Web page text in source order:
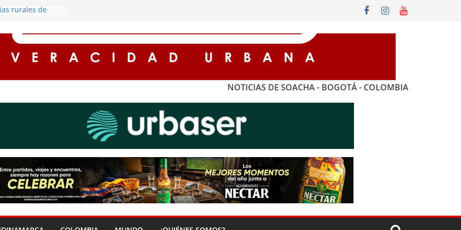
rurales de
protagonista de
de
en Soacha
para
NOTICIAS DE SOACHA - BOGOTÁ - COLOMBIA